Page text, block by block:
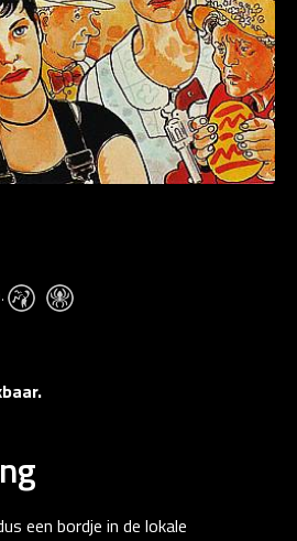
een bordje in de lokale